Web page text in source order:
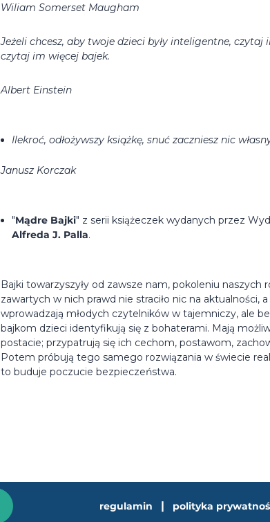
Wiliam Somerset Maugham
Jeżeli chcesz, aby twoje dzieci były inteligentne,
czytaj im więcej bajek.
Albert Einstein
Ilekroć, odłożywszy książkę, snuć zaczniesz nic
Janusz Korczak
"Mądre Bajki" z serii książeczek wydanych przez
Alfreda J. Palla.
Bajki towarzyszyły od zawsze nam, pokoleniu
zawartych w nich prawd nie straciło nic na aktualności,
wprowadzają młodych czytelników w tajemniczy, ale
bajkom dzieci identyfikują się z bohaterami. Mają
postacie; przypatrują się ich cechom, postawom,
Potem próbują tego samego rozwiązania w świecie
to buduje poczucie bezpieczeństwa.
regulamin | polityka